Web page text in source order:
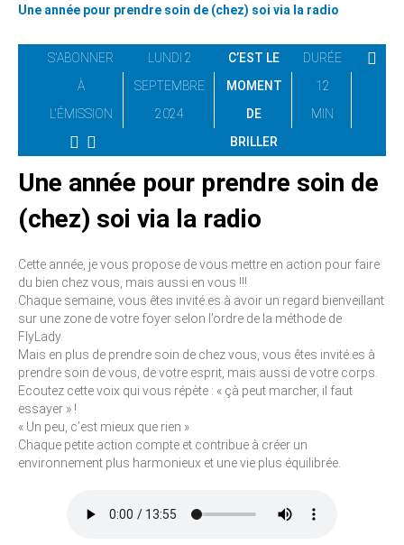
Une année pour prendre soin de (chez) soi via la radio
S'ABONNER
À
L'ÉMISSION
LUNDI 2
SEPTEMBRE
2024
C’EST LE
MOMENT
DE
BRILLER
DURÉE
12
MIN
Une année pour prendre soin de
(chez) soi via la radio
Cette année, je vous propose de vous mettre en action pour faire
du bien chez vous, mais aussi en vous !!!
Chaque semaine, vous êtes invité.es à avoir un regard bienveillant
sur une zone de votre foyer selon l’ordre de la méthode de
FlyLady.
Mais en plus de prendre soin de chez vous, vous êtes invité.es à
prendre soin de vous, de votre esprit, mais aussi de votre corps.
Ecoutez cette voix qui vous répète : « çà peut marcher, il faut
essayer » !
« Un peu, c’est mieux que rien »
Chaque petite action compte et contribue à créer un
environnement plus harmonieux et une vie plus équilibrée.